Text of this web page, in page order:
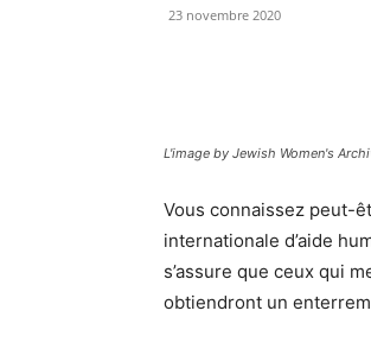
23 novembre 2020
L'image by Jewish Women's
Vous connaissez peut-
internationale d’aide
s’assure que ceux qui
obtiendront un